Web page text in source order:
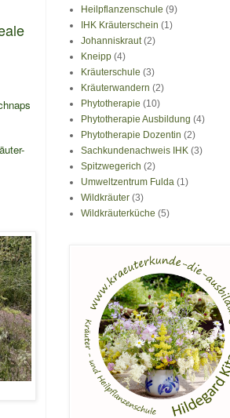
Heilpflanzenschule (9)
IHK Kräuterschein (1)
Johanniskraut (2)
Kneipp (4)
Kräuterschule (3)
Kräuterwandern (2)
Phytotherapie (10)
Phytotherapie Ausbildung (4)
Phytotherapie Dozentin (2)
Sachkundenachweis IHK (3)
Spitzwegerich (2)
Umweltzentrum Fulda (1)
Wildkräuter (3)
Wildkräuterküche (5)